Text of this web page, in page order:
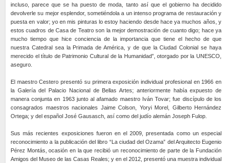
incluso, parece que se ha puesto de moda, tanto así que el gobierno ha decidido
devolverle su mejor esplendor, sometiéndola a un intenso programa de restauración y
puesta en valor; yo en mis pinturas lo estoy haciendo desde hace ya muchos años, y
estos cuadros de Casa de Teatro son la mejor demostración de cuanto digo; hace ya
mucho tiempo que hice conciencia de la importancia que tiene el hecho de que
nuestra Catedral sea la Primada de América, y de que la Ciudad Colonial se haya
merecido el título de Patrimonio Cultural de la Humanidad”, otorgado por la UNESCO,
aseguro.
El maestro Cestero presentó su primera exposición individual profesional en 1966 en
la Galería del Palacio Nacional de Bellas Artes; anteriormente había expuesto de
manera conjunta en 1963 junto al afamado maestro Iván Tovar; fue discípulo de los
consagrados maestros nacionales Jaime Colson, Yoryi Morel, Gilberto Hernández
Ortega; y del español José Gausasch, así como del judío alemán Joseph Fulop.
Sus más recientes exposiciones fueron en el 2009, presentada como un especial
reconocimiento a la publicación del libro “La ciudad del Ozama” del Arquitecto Eugenio
Pérez Montás, ocasión en la que recibió un reconocimiento de parte de la Fundación
Amigos del Museo de las Casas Reales; y en el 2012, presentó una muestra individual